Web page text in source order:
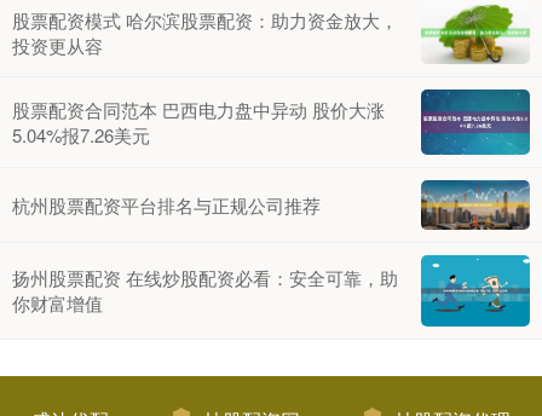
股票配资模式 哈尔滨股票配资：助力资金放大，
投资更从容
股票配资合同范本 巴西电力盘中异动 股价大涨
5.04%报7.26美元
杭州股票配资平台排名与正规公司推荐
扬州股票配资 在线炒股配资必看：安全可靠，助
你财富增值